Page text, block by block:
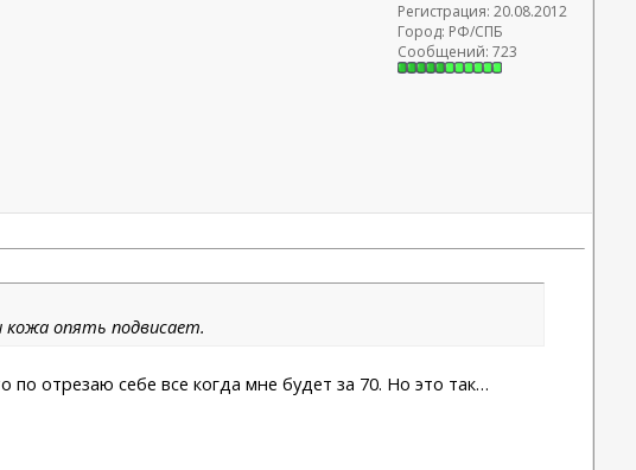
Регистрация: 20.08.2012
Город: РФ/СПБ
Сообщений: 723
кожа опять подвисает.
отрезаю себе все когда мне будет за 70. Но это так…